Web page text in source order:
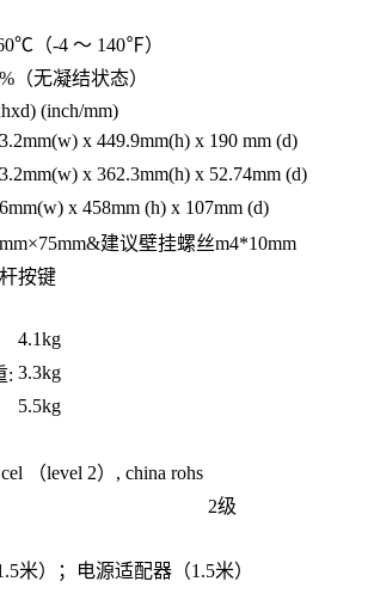
（-4 ～ 140℉）
（无凝结状态）
(inch/mm)
x 449.9mm(h) x 190 mm (d)
x 362.3mm(h) x 52.74mm (d)
x 458mm (h) x 107mm (d)
建议壁挂螺丝m4*10mm
按键
4.1kg
: 3.3kg
5.5kg
（level 2）, china rohs
2级
米）；电源适配器（1.5米）